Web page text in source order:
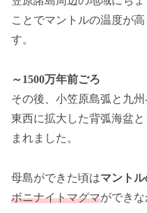
ことでマントルの温度が
す。
～1500万年前ごろ
その後、小笠原島弧と九
東西に拡大した背弧海盆
まれました。
母島ができた頃はマントル
ボニナイトマグマができな